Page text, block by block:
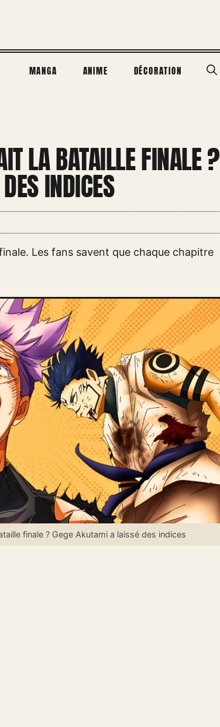
MANGA ANIME DÉCORATION
LA BATAILLE FINALE ?
INDICES
Les fans savent que chaque chapitre
finale ? Gege Akutami a laissé des indices